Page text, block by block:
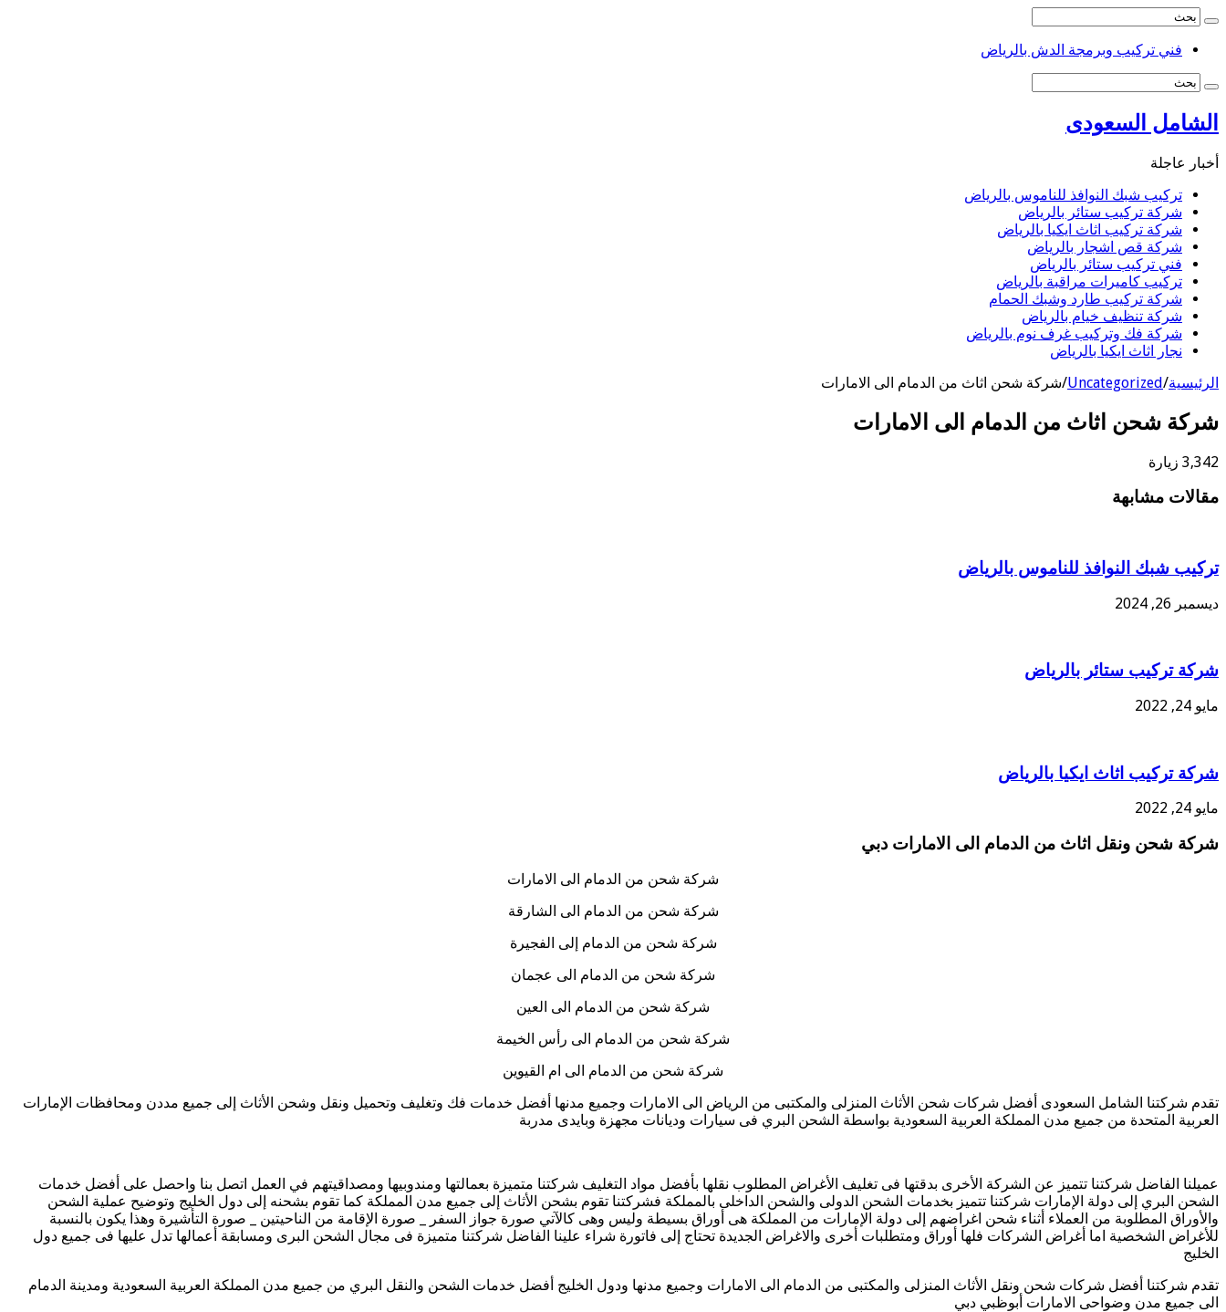
فني تركيب وبرمجة الدش بالرياض
الشامل السعودى
أخبار عاجلة
تركيب شبك النوافذ للناموس بالرياض
شركة تركيب ستائر بالرياض
شركة تركيب اثاث ايكيا بالرياض
شركة قص اشجار بالرياض
فني تركيب ستائر بالرياض
تركيب كاميرات مراقبة بالرياض
شركة تركيب طارد وشبك الحمام
شركة تنظيف خيام بالرياض
شركة فك وتركيب غرف نوم بالرياض
نجار اثاث ايكيا بالرياض
الرئيسية/
Uncategorized
/شركة شحن اثاث من الدمام الى الامارات
شركة شحن اثاث من الدمام الى الامارات
3,342 زيارة
مقالات مشابهة
تركيب شبك النوافذ للناموس بالرياض
ديسمبر 26, 2024
شركة تركيب ستائر بالرياض
مايو 24, 2022
شركة تركيب اثاث ايكيا بالرياض
مايو 24, 2022
شركة شحن ونقل اثاث من الدمام الى الامارات دبي
شركة شحن من الدمام الى الامارات
شركة شحن من الدمام الى الشارقة
شركة شحن من الدمام إلى الفجيرة
شركة شحن من الدمام الى عجمان
شركة شحن من الدمام الى العين
شركة شحن من الدمام الى رأس الخيمة
شركة شحن من الدمام الى ام القيوين
تقدم شركتنا الشامل السعودى أفضل شركات شحن الأثاث المنزلى والمكتبى من الرياض الى الامارات وجميع مدنها أفضل خدمات فك وتغليف وتحميل ونقل وشحن الأثاث إلى جميع مددن ومحافظات الإمارات
العربية المتحدة من جميع مدن المملكة العربية السعودية بواسطة الشحن البري فى سيارات وديانات مجهزة وبايدى مدربة
عميلنا الفاضل شركتنا تتميز عن الشركة الأخرى بدقتها فى تغليف الأغراض المطلوب نقلها بأفضل مواد التغليف شركتنا متميزة بعمالتها ومندوبيها ومصداقيتهم في العمل اتصل بنا واحصل على أفضل خدمات
الشحن البري إلى دولة الإمارات شركتنا تتميز بخدمات الشحن الدولى والشحن الداخلى بالمملكة فشركتنا تقوم بشحن الأثاث إلى جميع مدن المملكة كما تقوم بشحنه إلى دول الخليج وتوضيح عملية الشحن
والأوراق المطلوبة من العملاء أثناء شحن اغراضهم إلى دولة الإمارات من المملكة هى أوراق بسيطة وليس وهى كالآتي صورة جواز السفر _ صورة الإقامة من الناحيتين _ صورة التأشيرة وهذا يكون بالنسبة
للأغراض الشخصية اما أغراض الشركات فلها أوراق ومتطلبات أخرى والاغراض الجديدة تحتاج إلى فاتورة شراء علينا الفاضل شركتنا متميزة فى مجال الشحن البرى ومسابقة أعمالها تدل عليها فى جميع دول
الخليج
تقدم شركتنا أفضل شركات شحن ونقل الأثاث المنزلى والمكتبى من الدمام الى الامارات وجميع مدنها ودول الخليج أفضل خدمات الشحن والنقل البري من جميع مدن المملكة العربية السعودية ومدينة الدمام
الى جميع مدن وضواحى الامارات أبوظبي دبي